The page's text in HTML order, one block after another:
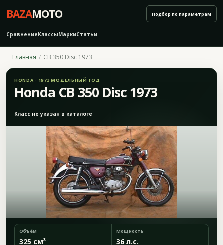
BAZAMOTO
СравнениеКлассыМаркиСтатьи
Подбор по параметрам
Главная CB 350 Disc 1973
HONDA · 1973 МОДЕЛЬНЫЙ ГОД
Honda CB 350 Disc 1973
Класс не указан в каталоге
Объём
325 см³
Мощность
36 л.с.